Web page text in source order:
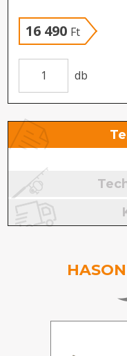
16 490 Ft
db